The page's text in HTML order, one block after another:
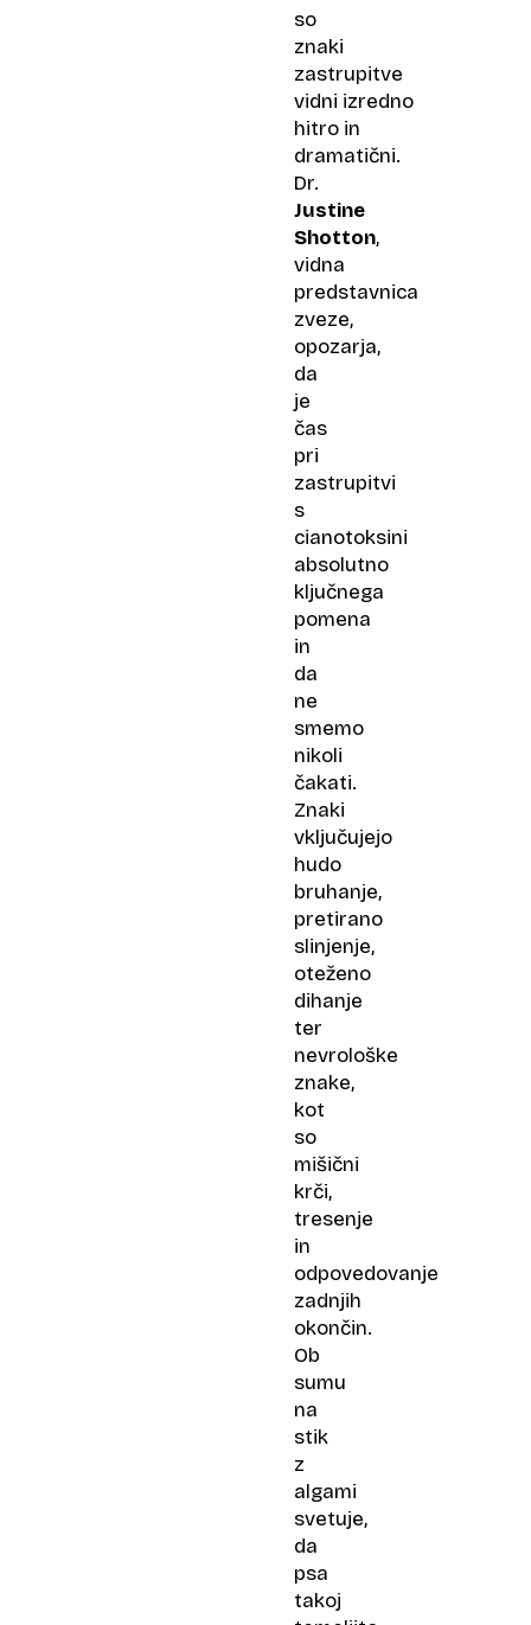
so
znaki
zastrupitve
vidni izredno
hitro in
dramatični.
Dr.
Justine
Shotton,
vidna
predstavnica
zveze,
opozarja,
da
je
čas
pri
zastrupitvi
s
cianotoksini
absolutno
ključnega
pomena
in
da
ne
smemo
nikoli
čakati.
Znaki
vključujejo
hudo
bruhanje,
pretirano
slinjenje,
oteženo
dihanje
ter
nevrološke
znake,
kot
so
mišični
krči,
tresenje
in
odpovedovanje
zadnjih
okončin.
Ob
sumu
na
stik
z
algami
svetuje,
da
psa
takoj